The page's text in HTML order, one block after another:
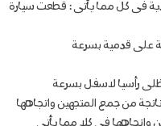
فى كل مما يأتى : قطعت سيارة
قدمية بسرعة
رأسيا لاسفل بسرعة
من جمع المتجهين واتجاهها
واتجاهها فى كلا مما يأتى